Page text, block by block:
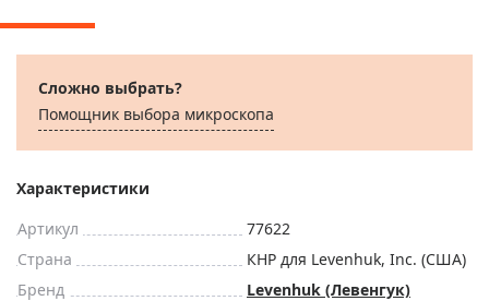
Сложно выбрать?
Помощник выбора микроскoпа
Характеристики
Артикул
77622
Страна
КНР для Levenhuk, Inc. (США)
Бренд
Levenhuk (Левенгук)